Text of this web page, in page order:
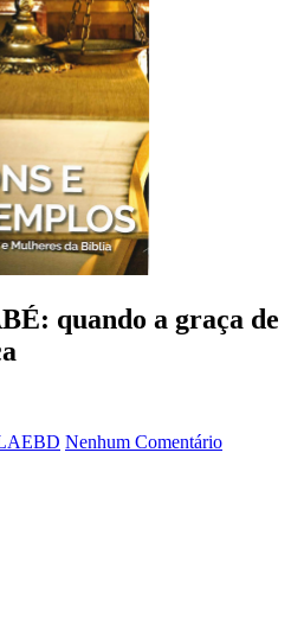
quando a graça de
Nenhum Comentário